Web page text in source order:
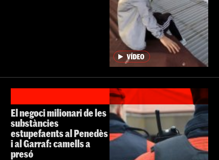
El negoci milionari de les
substàncies
estupefaents al Penedès
i al Garraf: camells a
presó